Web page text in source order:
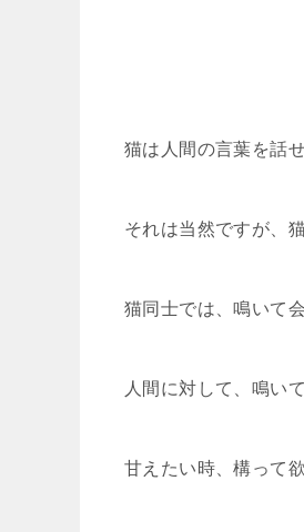
猫は人間の言葉を話せ
それは当然ですが、
猫同士では、鳴いて
人間に対して、鳴い
甘えたい時、構って